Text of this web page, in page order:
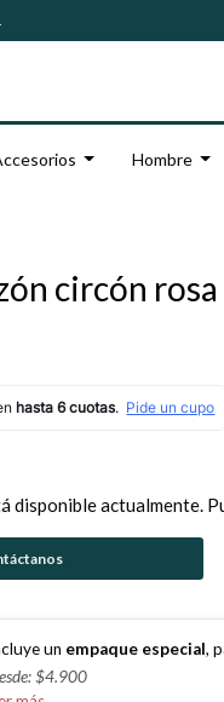
Hombre
circón rosa
disponible actualmente.
un empaque especial,
$4.900